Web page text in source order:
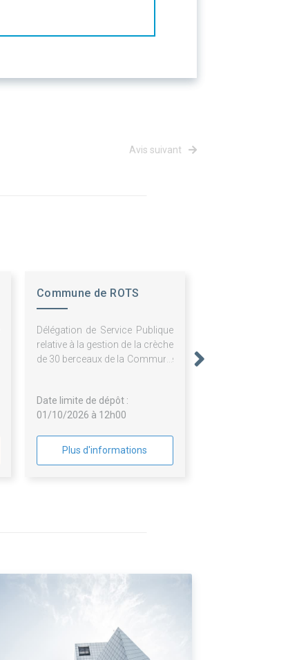
Avis suivant
Commune de ROTS
Délégation de Service Publique
relative à la gestion de la crèche
de 30 berceaux de la Commune
Date limite de dépôt :
01/10/2026 à 12h00
Plus d'informations